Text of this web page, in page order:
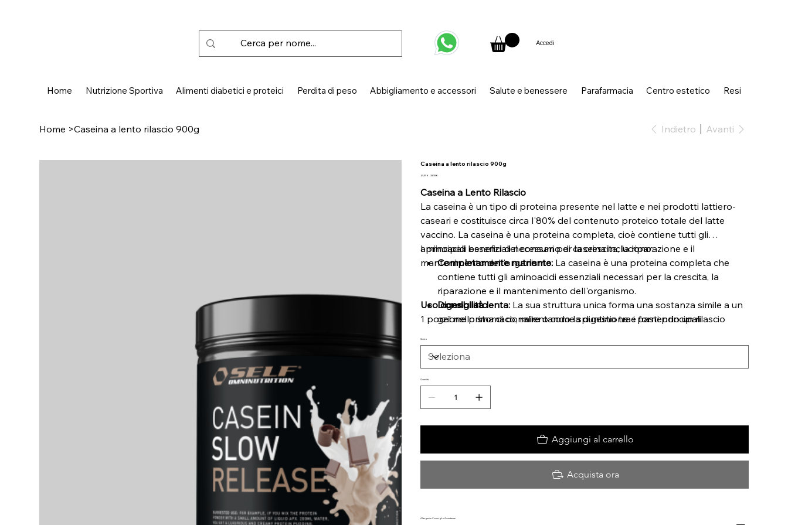
Home Nutrizione Sportiva Alimenti diabetici e proteici Perdita di peso Abbigliamento e accessori Salute e benessere Parafarmacia Centro estetico Resi
Accedi
Home >Caseina a lento rilascio 900g Indietro Avanti
Caseina a lento rilascio 900g
Prezzo
49,99 €
Prezzo
39,99 €
Caseina a Lento Rilascio
La caseina è un tipo di proteina presente nel latte e nei prodotti lattiero-
caseari e costituisce circa l'80% del contenuto proteico totale del latte
vaccino. La caseina è una proteina completa, cioè contiene tutti gli
aminoacidi essenziali necessari per la crescita, la riparazione e il
mantenimento dell'organismo.
I principali benefici del consumo di caseina includono:
Completamente nutriente:La caseina è una proteina completa che
contiene tutti gli aminoacidi essenziali necessari per la crescita, la
riparazione e il mantenimento dell'organismo.
Digeribilità lenta:La sua struttura unica forma una sostanza simile a un
gel nello stomaco, rallentando la digestione e fornendo un rilascio
muscolare prolungato.
Per atleti e culturisti:
soprattutto nei periodi di assenza di cibo, come la notte.
Sostituzione del pasto:
Le proteine della caseina sono una preziosa fonte di
calcio, essenziale per la salute delle ossa.
La caseina può favorire il senso di sazietà,
contribuendo potenzialmente alla gestione del peso.
Uso consigliato
1 porzione prima di dormire o come spuntino tra i pasti principali.
Gusto
Quantità
Aggiungi al carrello
Acquista ora
Allergeni e Consigli e Avvertenze